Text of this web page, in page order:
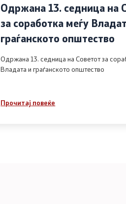
Одржана 13. седница на
за соработка меѓу
граѓанското општество
Одржана 13. седница на Советот за
Владата и граѓанското општество
Прочитај повеќе